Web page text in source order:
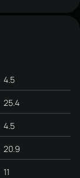
4.5
25.4
4.5
20.9
11